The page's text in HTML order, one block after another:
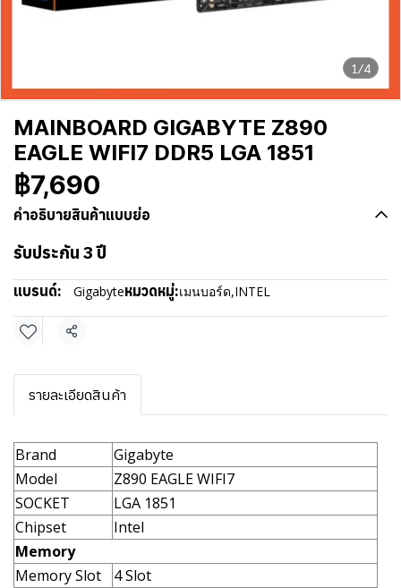
1/4
MAINBOARD GIGABYTE Z890
EAGLE WIFI7 DDR5 LGA 1851
฿7,690
คำอธิบายสินค้าแบบย่อ
รับประกัน 3 ปี
แบรนด์: Gigabyteหมวดหมู่:เมนบอร์ด,INTEL
แชร์
รายละเอียดสินค้า
Brand
Gigabyte
Model
Z890 EAGLE WIFI7
SOCKET
LGA 1851
Chipset
Intel
Memory
Memory Slot
4 Slot